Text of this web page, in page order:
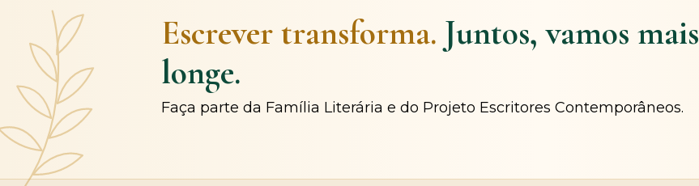
Escrever transforma. Juntos, vamos mais
longe.
Faça parte da Família Literária e do Projeto Escritores Contemporâneos.